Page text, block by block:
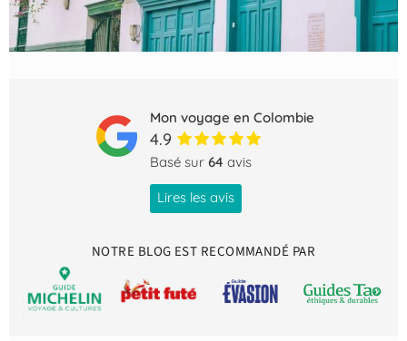
Mon voyage en Colombie
4.9
Basé sur 64 avis
Lires les avis
NOTRE BLOG EST RECOMMANDÉ PAR